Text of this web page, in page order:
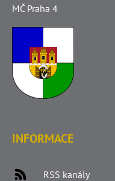
MČ Praha 4
INFORMACE
RSS kanály